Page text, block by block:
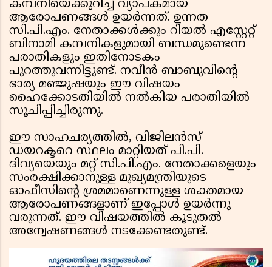
കമ്പനിയെക്കുറിച്ച് വ്യാപകമായ
ആരോപണങ്ങൾ ഉയർന്നത്. ഉന്നത
സി.പി.എം. നേതാക്കൾക്കും റിയൽ എസ്റ്റേറ്റ്
ബിനാമി കമ്പനികളുമായി ബന്ധമുണ്ടെന്ന
പരാതികളും ഇതിനോടകം
പുറത്തുവന്നിട്ടുണ്ട്. നവീൻ ബാബുവിൻ്റെ
ഭാര്യ മഞ്ജുഷയും ഈ വിഷയം
ഹൈക്കോടതിയിൽ നൽകിയ പരാതിയിൽ
സൂചിപ്പിച്ചിരുന്നു.
ഈ സാഹചര്യത്തിൽ, വിജിലൻസ്
ഡയറക്ടറെ സ്ഥലം മാറ്റിയത് പി.പി.
ദിവ്യയെയും മറ്റ് സി.പി.എം. നേതാക്കളെയും
സംരക്ഷിക്കാനുള്ള മുഖ്യമന്ത്രിയുടെ
ഓഫീസിൻ്റെ ശ്രമമാണെന്നുള്ള ശക്തമായ
ആരോപണങ്ങളാണ് ഇപ്പോൾ ഉയർന്നു
വരുന്നത്. ഈ വിഷയത്തിൽ കൂടുതൽ
അന്വേഷണങ്ങൾ നടക്കേണ്ടതുണ്ട്.